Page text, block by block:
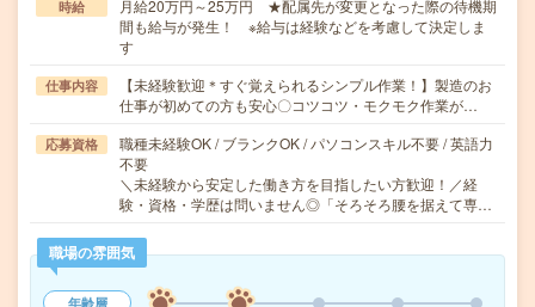
時給
月給20万円～25万円 ★配属先が変更となった際の待機期
間も給与が発生！ ※給与は経験などを考慮して決定しま
す
仕事内容
【未経験歓迎＊すぐ覚えられるシンプル作業！】製造のお
仕事が初めての方も安心〇コツコツ・モクモク作業が…
応募資格
職種未経験OK / ブランクOK / パソコンスキル不要 / 英語力
不要
＼未経験から安定した働き方を目指したい方歓迎！／経
験・資格・学歴は問いません◎「そろそろ腰を据えて専…
職場の雰囲気
年齢層